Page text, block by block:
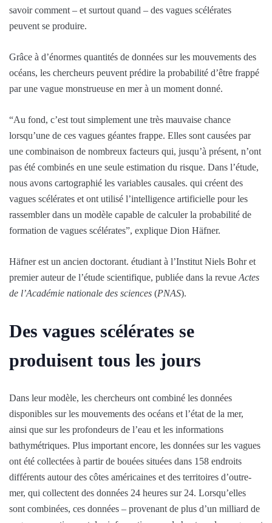
savoir comment – ​​et surtout quand – des vagues scélérates
peuvent se produire.
Grâce à d’énormes quantités de données sur les mouvements des
océans, les chercheurs peuvent prédire la probabilité d’être frappé
par une vague monstrueuse en mer à un moment donné.
“Au fond, c’est tout simplement une très mauvaise chance
lorsqu’une de ces vagues géantes frappe. Elles sont causées par
une combinaison de nombreux facteurs qui, jusqu’à présent, n’ont
pas été combinés en une seule estimation du risque. Dans l’étude,
nous avons cartographié les variables causales. qui créent des
vagues scélérates et ont utilisé l’intelligence artificielle pour les
rassembler dans un modèle capable de calculer la probabilité de
formation de vagues scélérates”, explique Dion Häfner.
Häfner est un ancien doctorant. étudiant à l’Institut Niels Bohr et
premier auteur de l’étude scientifique, publiée dans la revue Actes
de l’Académie nationale des sciences (PNAS).
Des vagues scélérates se
produisent tous les jours
Dans leur modèle, les chercheurs ont combiné les données
disponibles sur les mouvements des océans et l’état de la mer,
ainsi que sur les profondeurs de l’eau et les informations
bathymétriques. Plus important encore, les données sur les vagues
ont été collectées à partir de bouées situées dans 158 endroits
différents autour des côtes américaines et des territoires d’outre-
mer, qui collectent des données 24 heures sur 24. Lorsqu’elles
sont combinées, ces données – provenant de plus d’un milliard de